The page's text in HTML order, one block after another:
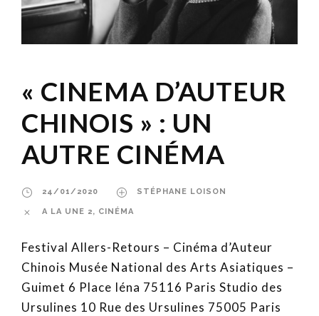
« CINEMA D’AUTEUR
CHINOIS » : UN
AUTRE CINÉMA
24/01/2020 STÉPHANE LOISON
A LA UNE 2, CINÉMA
Festival Allers-Retours – Cinéma d’Auteur
Chinois Musée National des Arts Asiatiques –
Guimet 6 Place Iéna 75116 Paris Studio des
Ursulines 10 Rue des Ursulines 75005 Paris